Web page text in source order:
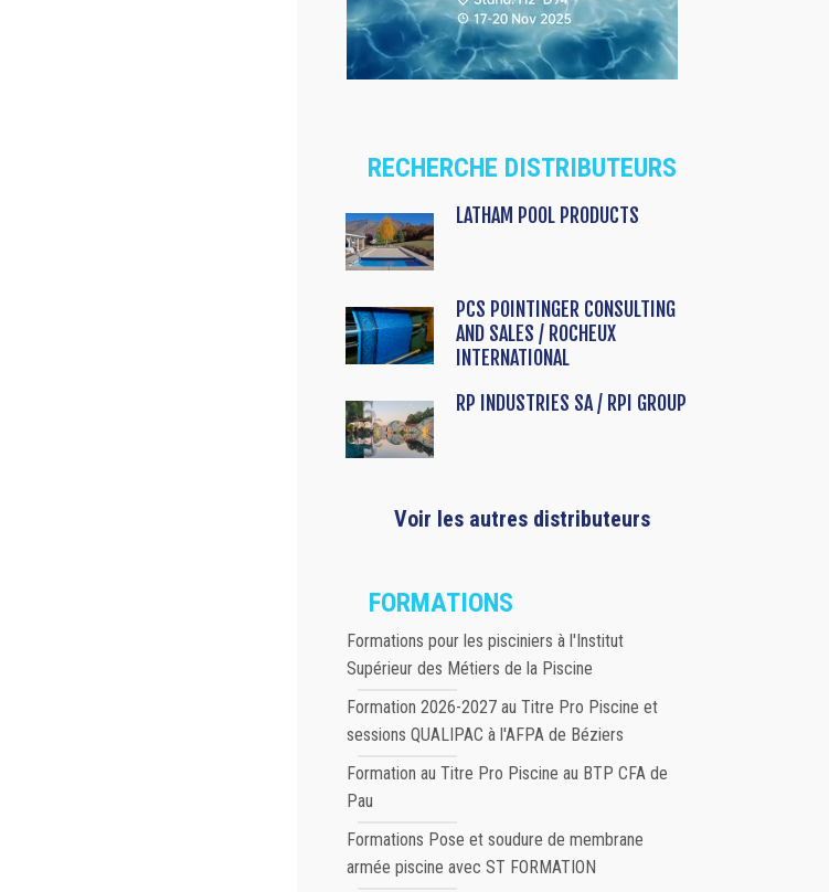
RECHERCHE DISTRIBUTEURS
LATHAM POOL PRODUCTS
PCS POINTINGER CONSULTING
AND SALES / ROCHEUX
INTERNATIONAL
RP INDUSTRIES SA / RPI GROUP
Voir les autres distributeurs
FORMATIONS
Formations pour les pisciniers à l'Institut
Supérieur des Métiers de la Piscine
Formation 2026-2027 au Titre Pro Piscine et
sessions QUALIPAC à l'AFPA de Béziers
Formation au Titre Pro Piscine au BTP CFA de
Pau
Formations Pose et soudure de membrane
armée piscine avec ST FORMATION